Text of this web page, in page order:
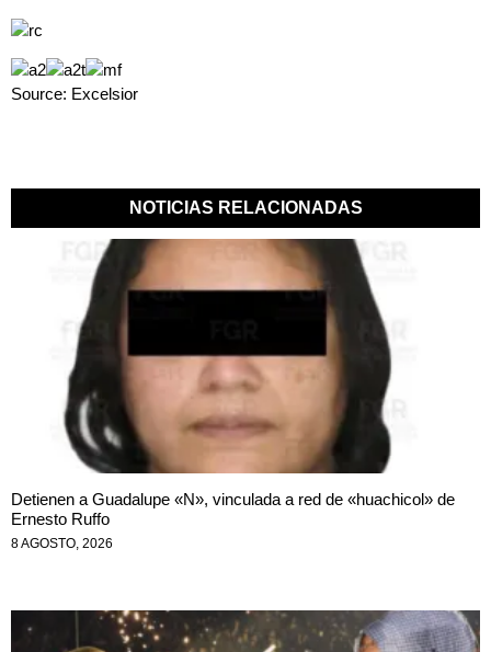
Source: Excelsior
NOTICIAS RELACIONADAS
Detienen a Guadalupe «N», vinculada a red de «huachicol» de
Ernesto Ruffo
8 AGOSTO, 2026